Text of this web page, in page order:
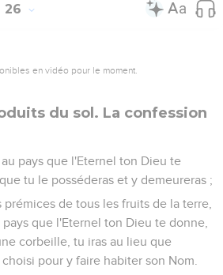
26
en vidéo pour le moment.
du sol. La confession
pays que l'Eternel ton Dieu te
tu le posséderas et y demeureras ;
de tous les fruits de la terre,
que l'Eternel ton Dieu te donne,
corbeille, tu iras au lieu que
pour y faire habiter son Nom.